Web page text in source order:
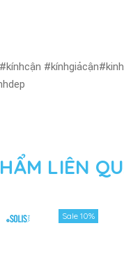
LIÊN
Sale 10%